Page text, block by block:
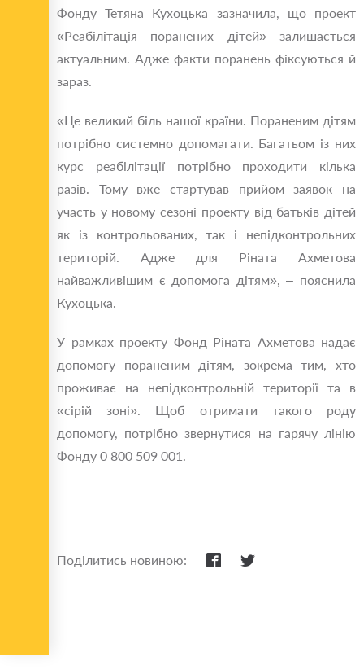
Фонду Тетяна Кухоцька зазначила, що проект
«Реабілітація поранених дітей» залишається
актуальним. Адже факти поранень фіксуються й
зараз.
«Це великий біль нашої країни. Пораненим дітям
потрібно системно допомагати. Багатьом із них
курс реабілітації потрібно проходити кілька
разів. Тому вже стартував прийом заявок на
участь у новому сезоні проекту від батьків дітей
як із контрольованих, так і непідконтрольних
територій. Адже для Ріната Ахметова
найважливішим є допомога дітям», – пояснила
Кухоцька.
У рамках проекту Фонд Ріната Ахметова надає
допомогу пораненим дітям, зокрема тим, хто
проживає на непідконтрольній території та в
«сірій зоні». Щоб отримати такого роду
допомогу, потрібно звернутися на гарячу лінію
Фонду 0 800 509 001.
Поділитись новиною: